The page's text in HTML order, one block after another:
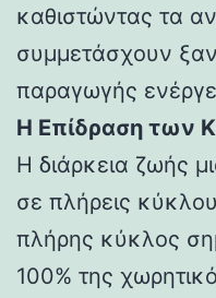
καθιστώντας τα
συμμετάσχουν
παραγωγής
Η Επίδραση των
Η διάρκεια ζωής
σε πλήρεις
πλήρης κύκλος
100% της